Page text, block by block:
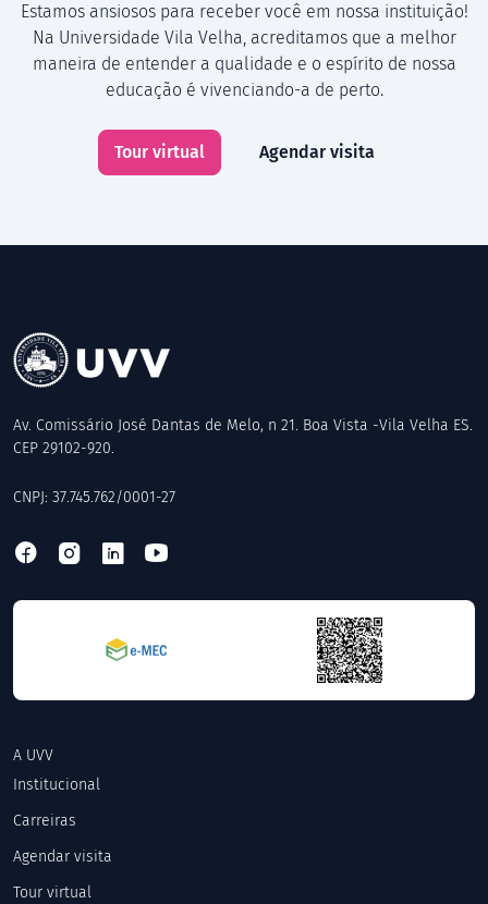
Estamos ansiosos para receber você em nossa instituição!
Na Universidade Vila Velha, acreditamos que a melhor
maneira de entender a qualidade e o espírito de nossa
educação é vivenciando-a de perto.
Tour virtual Agendar visita
Av. Comissário José Dantas de Melo, n 21. Boa Vista -Vila Velha ES.
CEP 29102-920.
CNPJ: 37.745.762/0001-27
A UVV
Institucional
Carreiras
Agendar visita
Tour virtual